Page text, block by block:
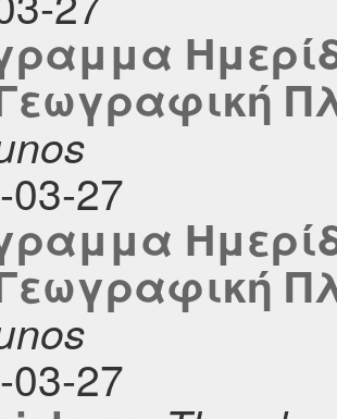
03-27
03-27